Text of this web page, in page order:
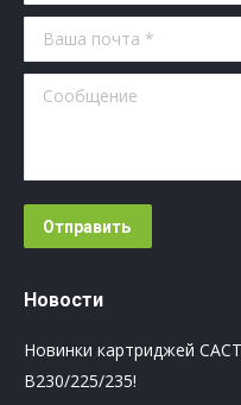
Ваша почта *
Сообщение
Отправить
Новости
Новинки картриджей
B230/225/235!